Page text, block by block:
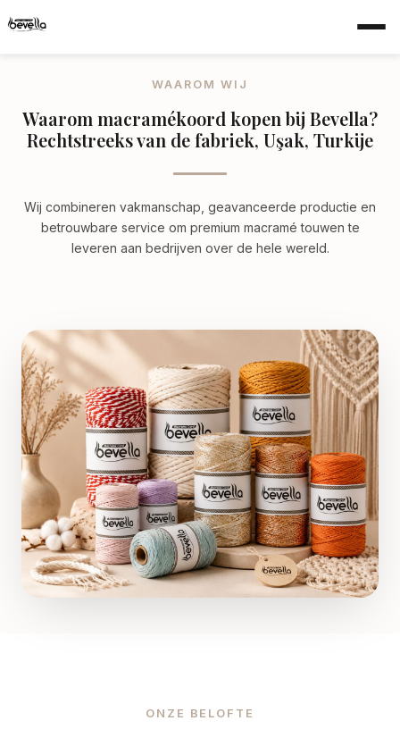
Home
WAAROM WIJ
Waarom macramékoord kopen bij Bevella?
Rechtstreeks van de fabriek, Uşak, Turkije
Wij combineren vakmanschap, geavanceerde productie en
betrouwbare service om premium macramé touwen te
leveren aan bedrijven over de hele wereld.
ONZE BELOFTE